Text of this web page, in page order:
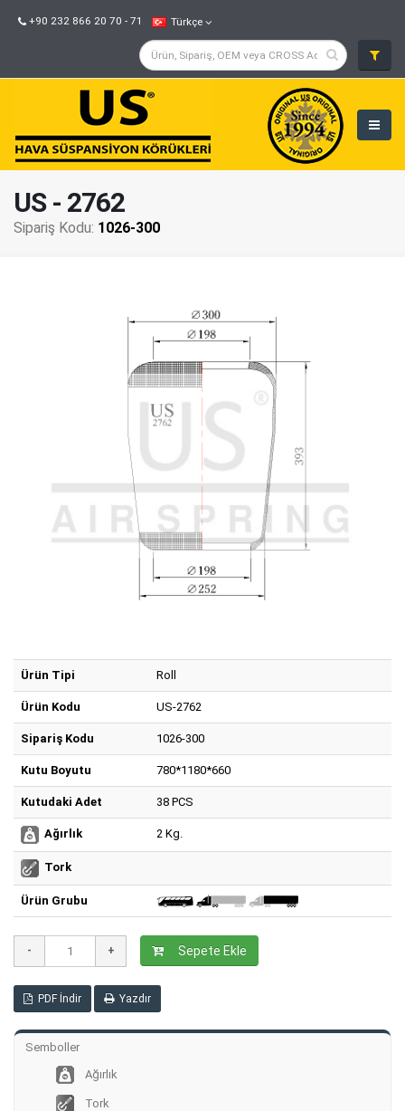
+90 232 866 20 70 - 71 Türkçe
US - 2762
Sipariş Kodu: 1026-300
Ürün Tipi Roll
Ürün Kodu US-2762
Sipariş Kodu 1026-300
Kutu Boyutu 780*1180*660
Kutudaki Adet 38 PCS
Ağırlık 2 Kg.
Tork
Ürün Grubu
Sepete Ekle
PDF İndir Yazdır
Semboller
Ağırlık
Tork